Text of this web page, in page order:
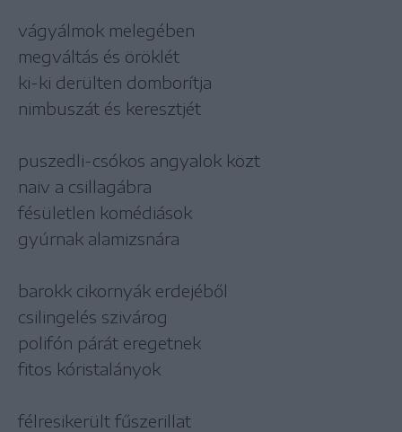
vágyálmok melegében
megváltás és öröklét
ki-ki derülten domborítja
nimbuszát és keresztjét
puszedli-csókos angyalok közt
naiv a csillagábra
fésületlen komédiások
gyúrnak alamizsnára
barokk cikornyák erdejéből
csilingelés szivárog
polifón párát eregetnek
fitos kóristalányok
félresikerült fűszerillat